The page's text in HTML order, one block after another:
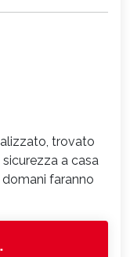
trovato
a casa
faranno
from 5655